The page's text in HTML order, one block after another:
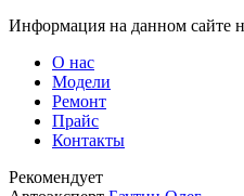
Информация на данном сайте
О нас
Модели
Ремонт
Прайс
Контакты
Рекомендует